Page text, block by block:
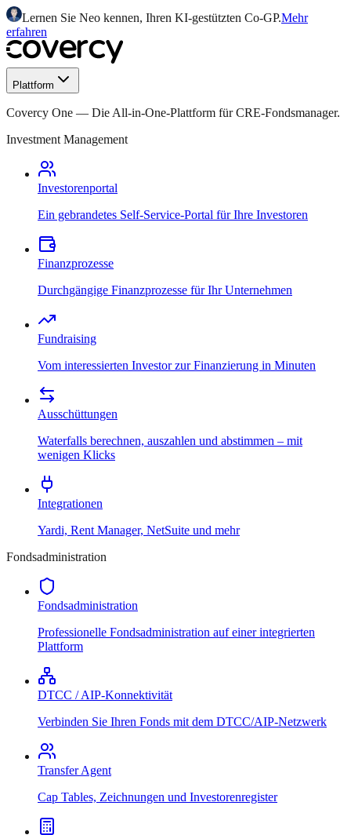
Lernen Sie Neo kennen, Ihren KI-gestützten Co-GP.Mehr
erfahren
Plattform
Covercy One — Die All-in-One-Plattform für CRE-Fondsmanager.
Investment Management
Investorenportal
Ein gebrandetes Self-Service-Portal für Ihre Investoren
Finanzprozesse
Durchgängige Finanzprozesse für Ihr Unternehmen
Fundraising
Vom interessierten Investor zur Finanzierung in Minuten
Ausschüttungen
Waterfalls berechnen, auszahlen und abstimmen – mit
wenigen Klicks
Integrationen
Yardi, Rent Manager, NetSuite und mehr
Fondsadministration
Fondsadministration
Professionelle Fondsadministration auf einer integrierten
Plattform
DTCC / AIP-Konnektivität
Verbinden Sie Ihren Fonds mit dem DTCC/AIP-Netzwerk
Transfer Agent
Cap Tables, Zeichnungen und Investorenregister